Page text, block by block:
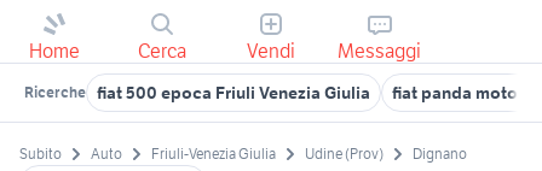
Home Cerca Vendi Messaggi
Ricerche fiat 500 epoca Friuli Venezia Giulia fiat panda motori
Subito Auto Friuli-Venezia Giulia Udine (Prov) Dignano